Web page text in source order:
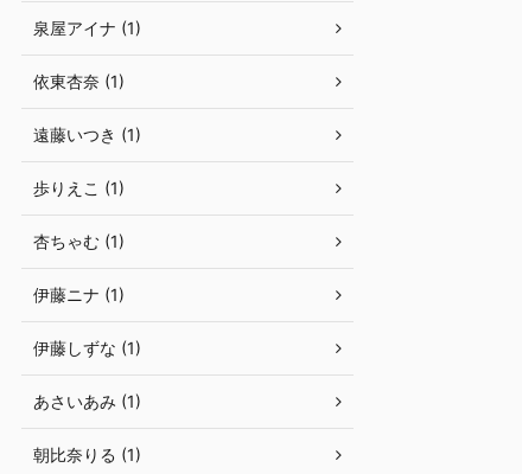
泉屋アイナ (1)
依東杏奈 (1)
遠藤いつき (1)
歩りえこ (1)
杏ちゃむ (1)
伊藤ニナ (1)
伊藤しずな (1)
あさいあみ (1)
朝比奈りる (1)